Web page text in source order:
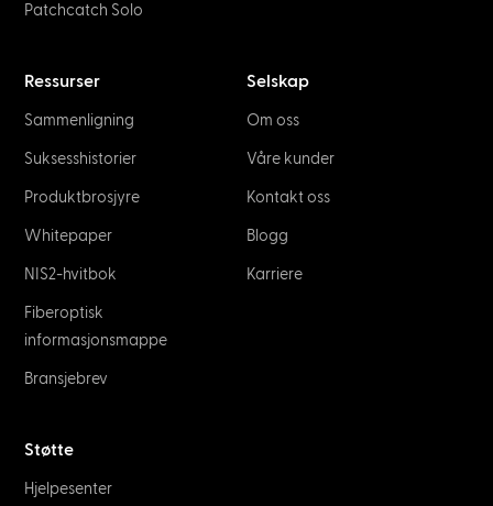
Patchcatch Solo
Ressurser
Sammenligning
Suksesshistorier
Produktbrosjyre
Whitepaper
NIS2-hvitbok
Fiberoptisk
informasjonsmappe
Bransjebrev
Selskap
Om oss
Våre kunder
Kontakt oss
Blogg
Karriere
Støtte
Hjelpesenter